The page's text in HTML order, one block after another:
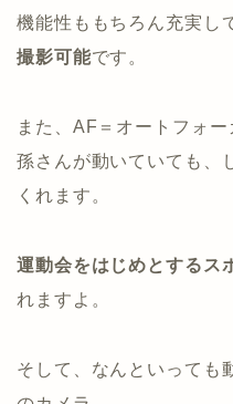
機能性ももちろん充実し
撮影可能です。
また、AF＝オートフォ
孫さんが動いていても、
くれます。
運動会をはじめとするス
れますよ。
そして、なんといっても